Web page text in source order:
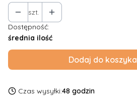
szt.
Dostępność:
średnia ilość
Dodaj do koszyka
Czas wysyłki:48 godzin